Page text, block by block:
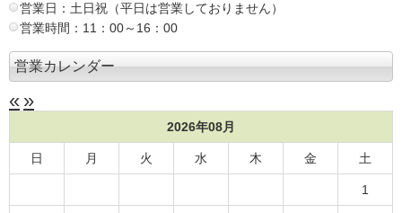
営業日：土日祝（平日は営業しておりません）
営業時間：11：00～16：00
営業カレンダー
« »
2026年08月
日 月 火 水 木 金 土
1